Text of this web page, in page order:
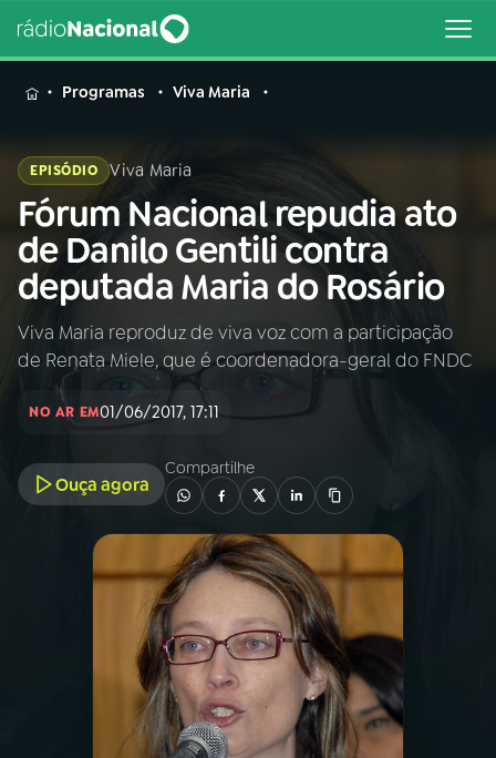
MENU
Buscar
na
Rádio
Nacional
Buscar
AO VIVO
INÍCIO
A RÁDIO
PROGRAMAÇÃO
PROGRAMAS
PODCASTS
Programas Viva Maria
EPISÓDIO Viva Maria
Fórum Nacional repudia ato
de Danilo Gentili contra
deputada Maria do Rosário
Viva Maria reproduz de viva voz com a participação
de Renata Miele, que é coordenadora-geral do FNDC
NO AR EM01/06/2017, 17:11
Ouça agora
Compartilhe